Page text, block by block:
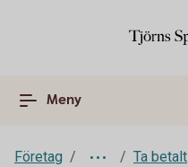
Meny
Företag Ta betalt